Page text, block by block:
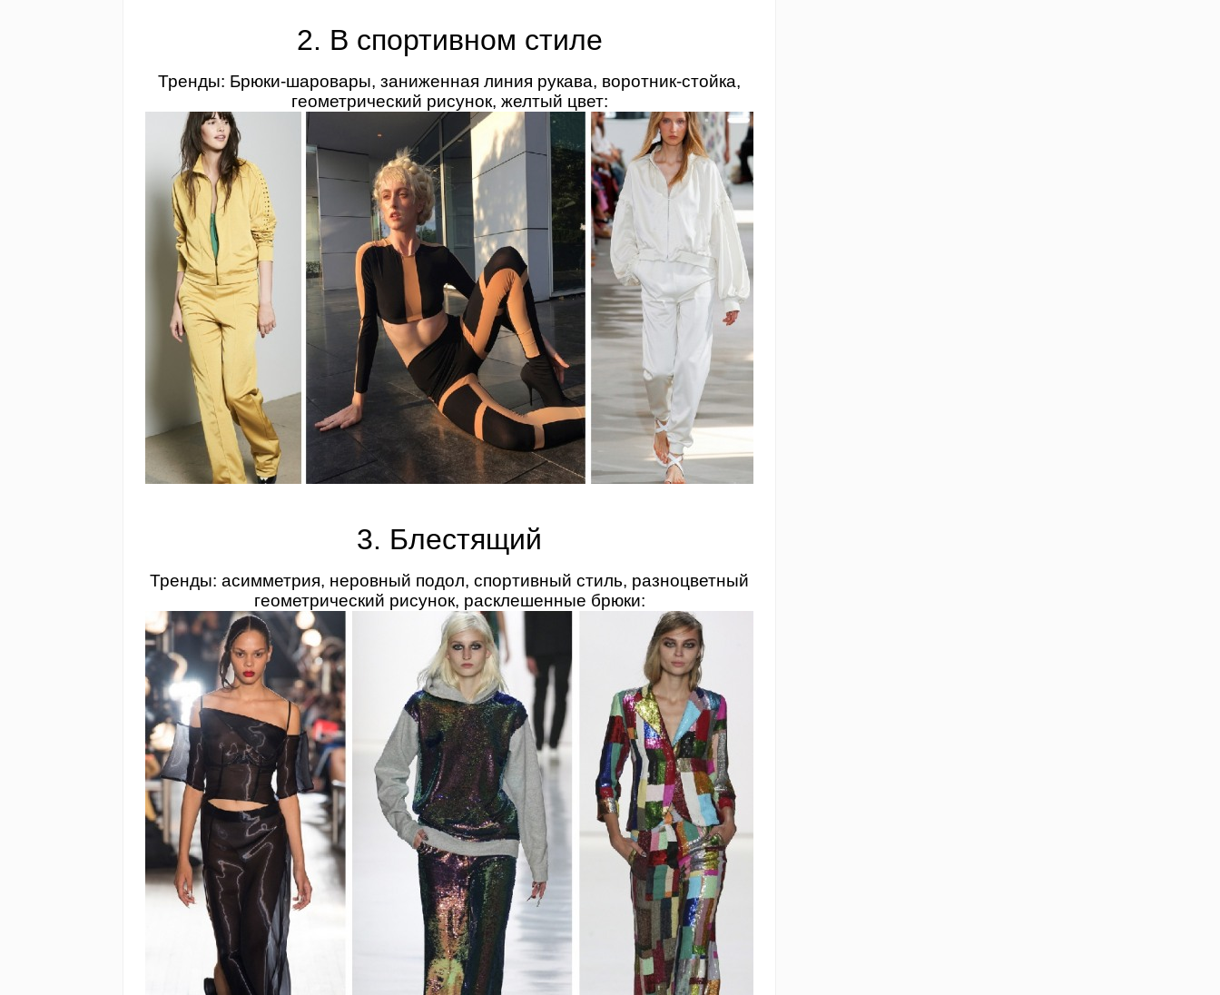
2. В спортивном стиле
Тренды: Брюки-шаровары, заниженная линия рукава, воротник-стойка,
геометрический рисунок, желтый цвет:
3. Блестящий
Тренды: асимметрия, неровный подол, спортивный стиль, разноцветный
геометрический рисунок, расклешенные брюки: